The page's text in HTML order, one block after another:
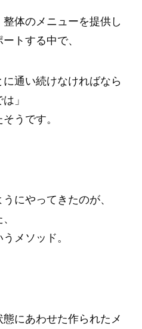
体のメニューを提供し
トする中で、
通い続けなければなら
」
うです。
にやってきたのが、
メソッド。
にあわせた作られたメ